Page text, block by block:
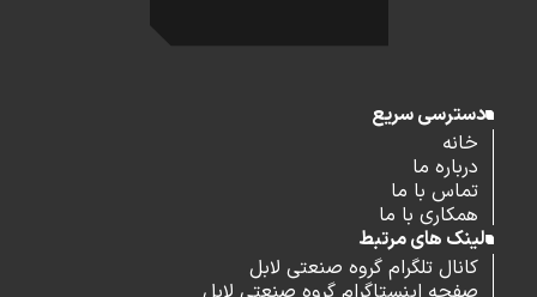
دسترسی سریع
خانه
درباره ما
تماس با ما
همکاری با ما
لینک های مرتبط
کانال تلگرام گروه صنعتی لابل